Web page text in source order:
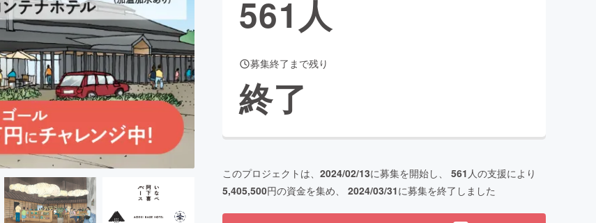
CAMPFIRE for Social Good
CAMPFIRE Creation
CAMPFIREふるさと納税machi-ya コミュニティ
561人
募集終了まで残り
終了
このプロジェクトは、 2024/02/13に募集を開始し、 561 人の支援により
5,405,500円の資金を集め、 2024/03/31に募集を終了しました